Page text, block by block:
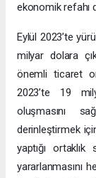
ekonomik refahı
Eylül 2023’te
milyar dolara
önemli ticaret
2023’te 19
oluşmasını
derinleştirmek
yaptığı
yararlanmasını